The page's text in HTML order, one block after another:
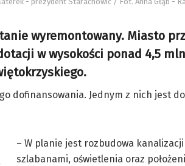
wyremontowany. Miasto
w wysokości ponad 4,5
dofinansowania. Jednym z nich jest
– W planie jest rozbudowa
szlabanami, oświetlenia oraz